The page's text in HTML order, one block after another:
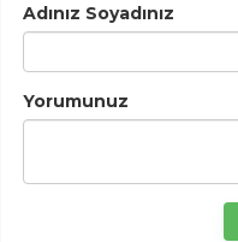
Adınız Soyadınız
Yorumunuz